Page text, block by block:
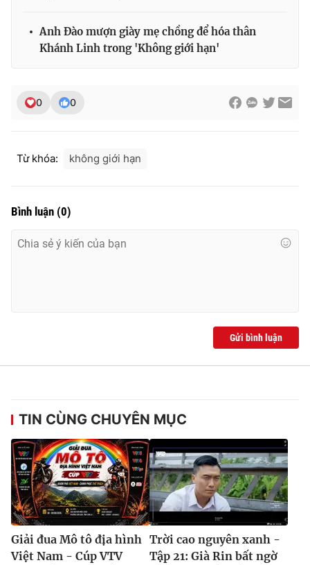
Anh Đào mượn giày mẹ chồng để hóa thân
Khánh Linh trong 'Không giới hạn'
0 0
Từ khóa: không giới hạn
Bình luận (0)
Gửi bình luận
TIN CÙNG CHUYÊN MỤC
Giải đua Mô tô địa hình
Việt Nam - Cúp VTV
Trời cao nguyên xanh -
Tập 21: Già Rin bất ngờ